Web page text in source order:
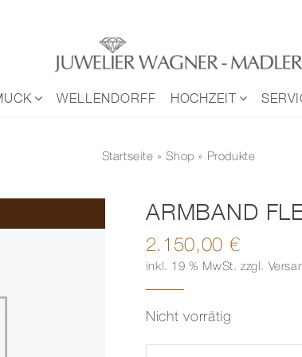
WELLENDORFF HOCHZEIT
Startseite »Shop » Produkte
ARMBAND
2.150,00 €
inkl. 19 % MwSt. zzgl.
Nicht vorrätig